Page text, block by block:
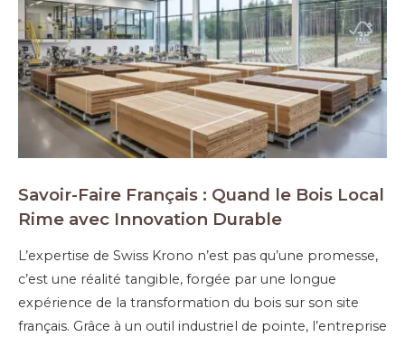
Savoir-Faire Français : Quand le Bois Local
Rime avec Innovation Durable
L’expertise de Swiss Krono n’est pas qu’une promesse,
c’est une réalité tangible, forgée par une longue
expérience de la transformation du bois sur son site
français. Grâce à un outil industriel de pointe, l’entreprise